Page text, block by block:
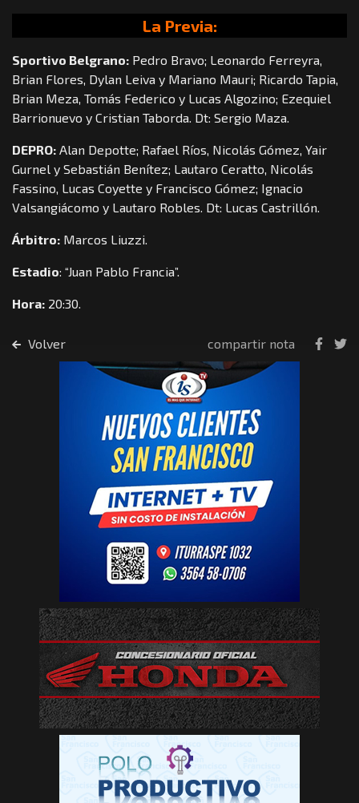
La Previa:
Sportivo Belgrano: Pedro Bravo; Leonardo Ferreyra,
Brian Flores, Dylan Leiva y Mariano Mauri; Ricardo Tapia,
Brian Meza, Tomás Federico y Lucas Algozino; Ezequiel
Barrionuevo y Cristian Taborda. Dt: Sergio Maza.
DEPRO: Alan Depotte; Rafael Ríos, Nicolás Gómez, Yair
Gurnel y Sebastián Benítez; Lautaro Ceratto, Nicolás
Fassino, Lucas Coyette y Francisco Gómez; Ignacio
Valsangiácomo y Lautaro Robles. Dt: Lucas Castrillón.
Árbitro: Marcos Liuzzi.
Estadio: “Juan Pablo Francia”.
Hora: 20:30.
Volver compartir nota